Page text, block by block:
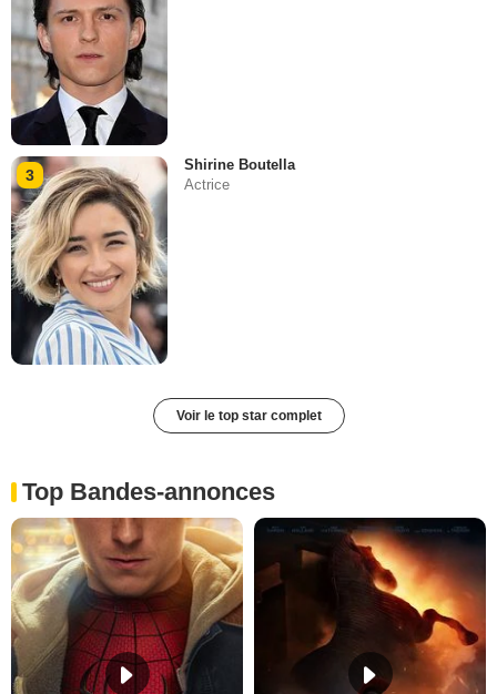
3
Shirine Boutella
Actrice
Voir le top star complet
Top Bandes-annonces